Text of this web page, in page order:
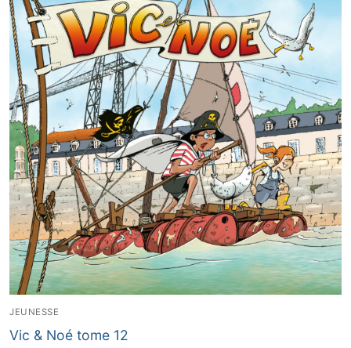
JEUNESSE
Vic & Noé tome 12